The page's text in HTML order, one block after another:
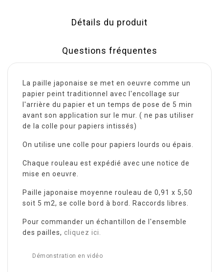
Détails du produit
Questions fréquentes
La paille japonaise se met en oeuvre comme un
papier peint traditionnel avec l'encollage sur
l'arrière du papier et un temps de pose de 5 min
avant son application sur le mur. ( ne pas utiliser
de la colle pour papiers intissés)
On utilise une colle pour papiers lourds ou épais.
Chaque rouleau est expédié avec une notice de
mise en oeuvre.
Paille japonaise moyenne rouleau de 0,91 x 5,50
soit 5 m2, se colle bord à bord. Raccords libres.
Pour commander un échantillon de l'ensemble
des pailles, cliquez ici.
Démonstration en vidéo